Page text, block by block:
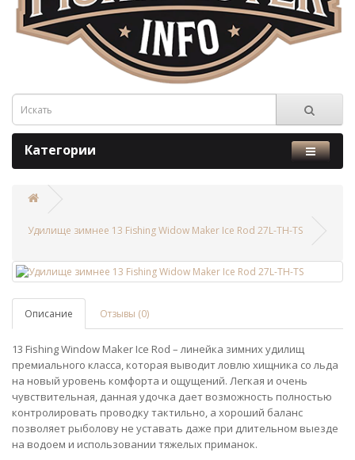
Категории
Удилище зимнее 13 Fishing Widow Maker Ice Rod 27L-TH-TS
Описание Отзывы (0)
13 Fishing Window Maker Ice Rod – линейка зимних удилищ
премиального класса, которая выводит ловлю хищника со льда
на новый уровень комфорта и ощущений. Легкая и очень
чувствительная, данная удочка дает возможность полностью
контролировать проводку тактильно, а хороший баланс
позволяет рыболову не уставать даже при длительном выезде
на водоем и использовании тяжелых приманок.